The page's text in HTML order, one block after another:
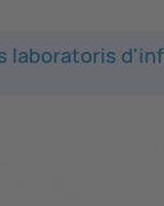
laboratoris